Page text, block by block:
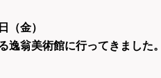
（金）
逸翁美術館に行ってきました。